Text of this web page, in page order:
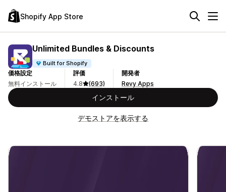
Shopify App Store
Unlimited Bundles & Discounts
Built for Shopify
価格設定
無料インストール
評価
4.8
(693)
開発者
Revy Apps
インストール
デモストアを表示する